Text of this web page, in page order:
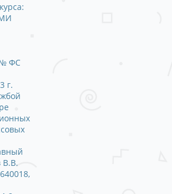
№ ФС
г.
В.В.